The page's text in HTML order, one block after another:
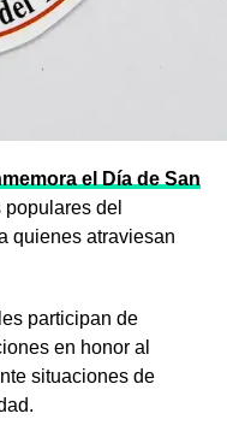
el Día de San
del
quienes atraviesan
participan de
en honor al
situaciones de